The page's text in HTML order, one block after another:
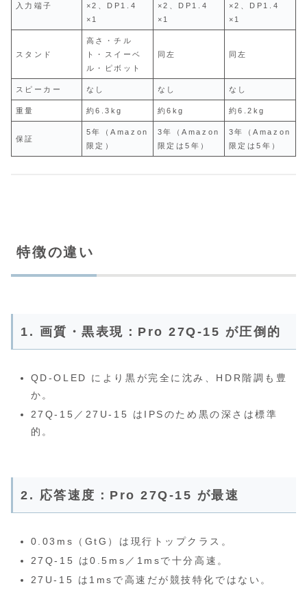
入力端子
×2、DP1.4
×1
×2、DP1.4
×1
×2、DP1.4
×1
スタンド
高さ・チル
ト・スイーベ
ル・ピボット
同左 同左
スピーカー なし なし なし
重量 約6.3kg 約6kg 約6.2kg
保証
5年（Amazon
限定）
3年（Amazon
限定は5年）
3年（Amazon
限定は5年）
特徴の違い
1. 画質・黒表現：Pro 27Q‑15 が圧倒的
QD‑OLED により黒が完全に沈み、HDR階調も豊
か。
27Q‑15／27U‑15 はIPSのため黒の深さは標準
的。
2. 応答速度：Pro 27Q‑15 が最速
0.03ms（GtG）は現行トップクラス。
27Q‑15 は0.5ms／1msで十分高速。
27U‑15 は1msで高速だが競技特化ではない。